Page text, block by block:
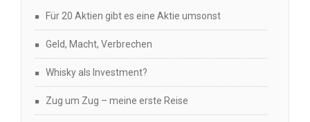
Für 20 Aktien gibt es eine Aktie umsonst
Geld, Macht, Verbrechen
Whisky als Investment?
Zug um Zug – meine erste Reise